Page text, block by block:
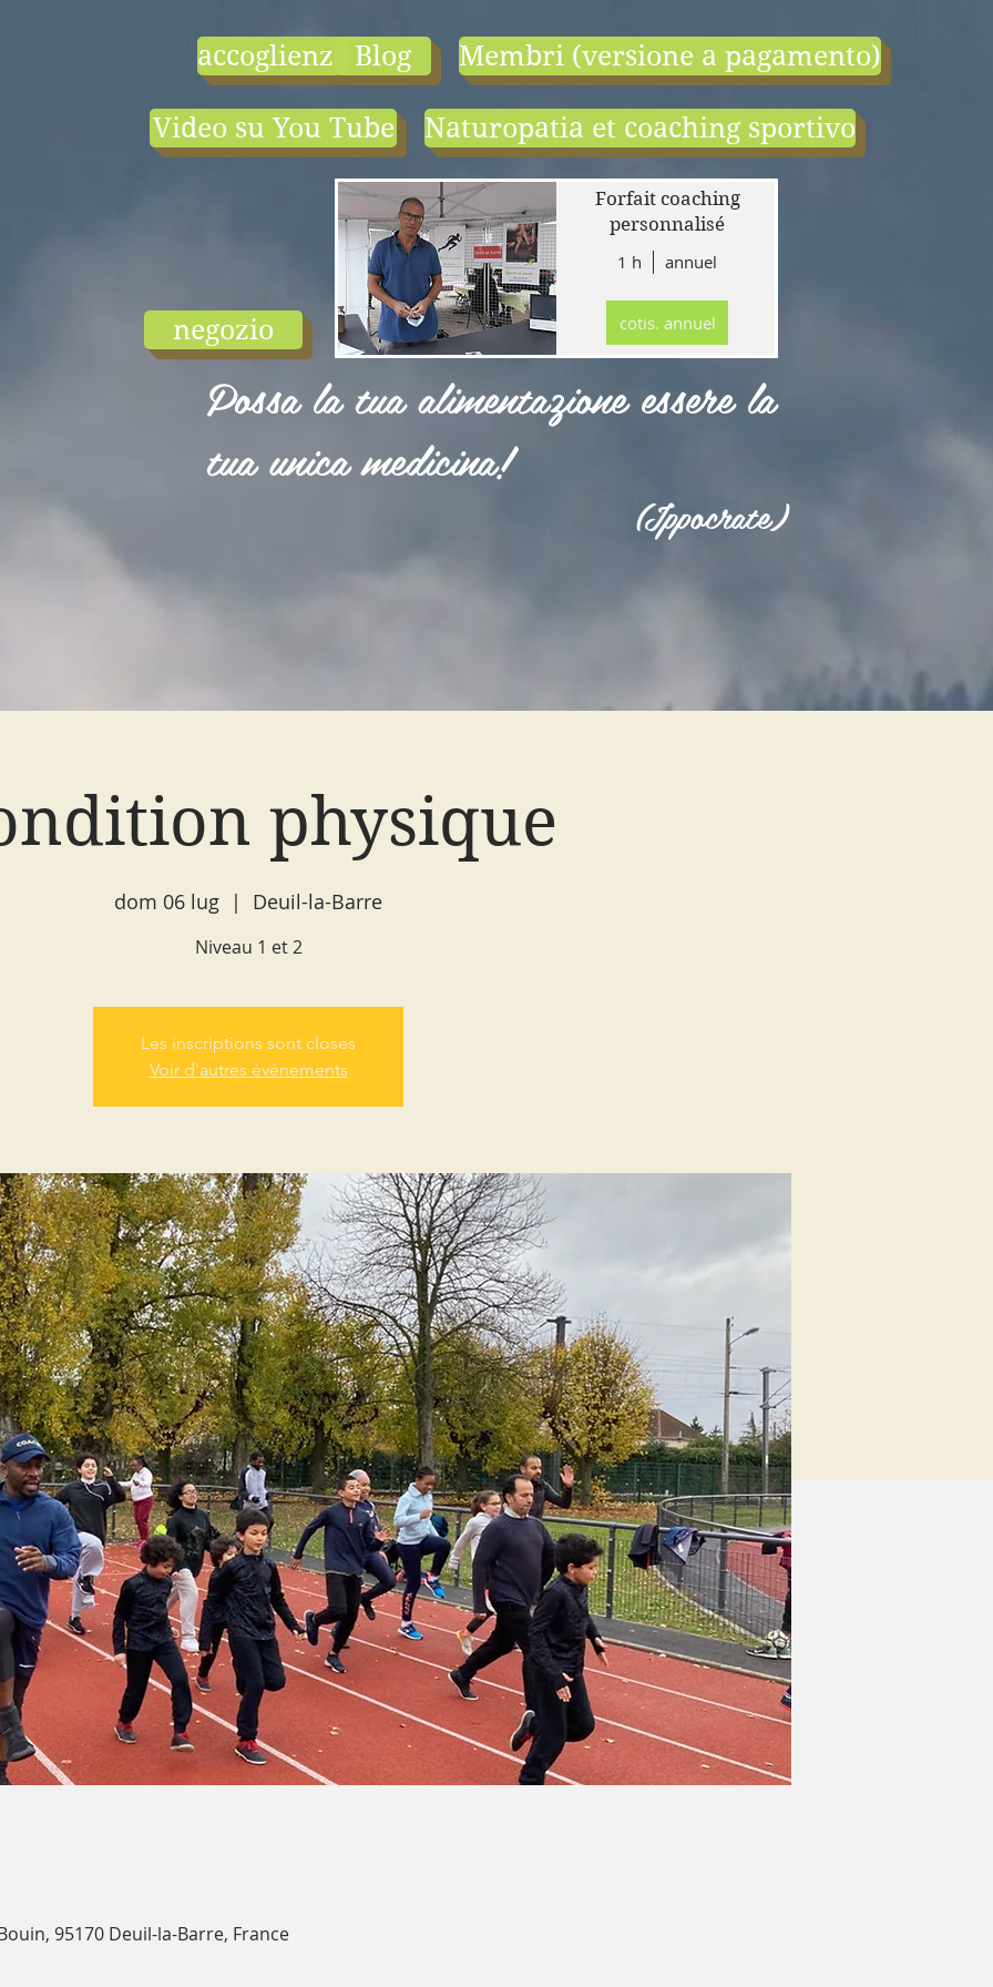
accoglienza Blog Membri (versione a pagamento)
Video su You Tube Naturopatia et coaching sportivo
negozio
- le tarif comprend:
1) une visio-
conférence par
mois en salle ou en
ligne.
2) 1 cours en
groupe de condition
physique en ligne
ou en salle par
semaine (sauf juillet
et ...
Forfait coaching
personnalisé
1 h
annuel
cotis. annuel
Possa la tua alimentazione essere la
tua unica medicina!
(Ippocrate)
physique
dom 06 lug
  |
Deuil-la-Barre
Niveau 1 et 2
Les inscriptions sont closes
Voir d'autres événements
95170 Deuil-la-Barre, France